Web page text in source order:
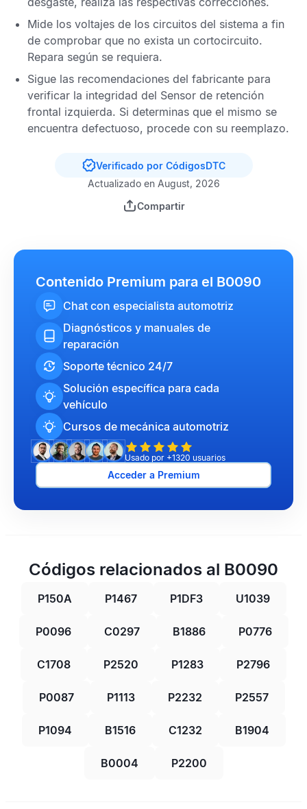
Mide los voltajes de los circuitos del sistema a fin
de comprobar que no exista un cortocircuito.
Repara según se requiera.
Sigue las recomendaciones del fabricante para
verificar la integridad del Sensor de retención
frontal izquierda. Si determinas que el mismo se
encuentra defectuoso, procede con su reemplazo.
Verificado por CódigosDTC
Actualizado en August, 2026
Compartir
Contenido Premium para el B0090
Chat con especialista automotriz
Diagnósticos y manuales de
reparación
Soporte técnico 24/7
Solución específica para cada
vehículo
Cursos de mecánica automotriz
Usado por +1320 usuarios
Acceder a Premium
Códigos relacionados al B0090
P150A P1467 P1DF3 U1039
P0096 C0297 B1886 P0776
C1708 P2520 P1283 P2796
P0087 P1113 P2232 P2557
P1094 B1516 C1232 B1904
B0004 P2200